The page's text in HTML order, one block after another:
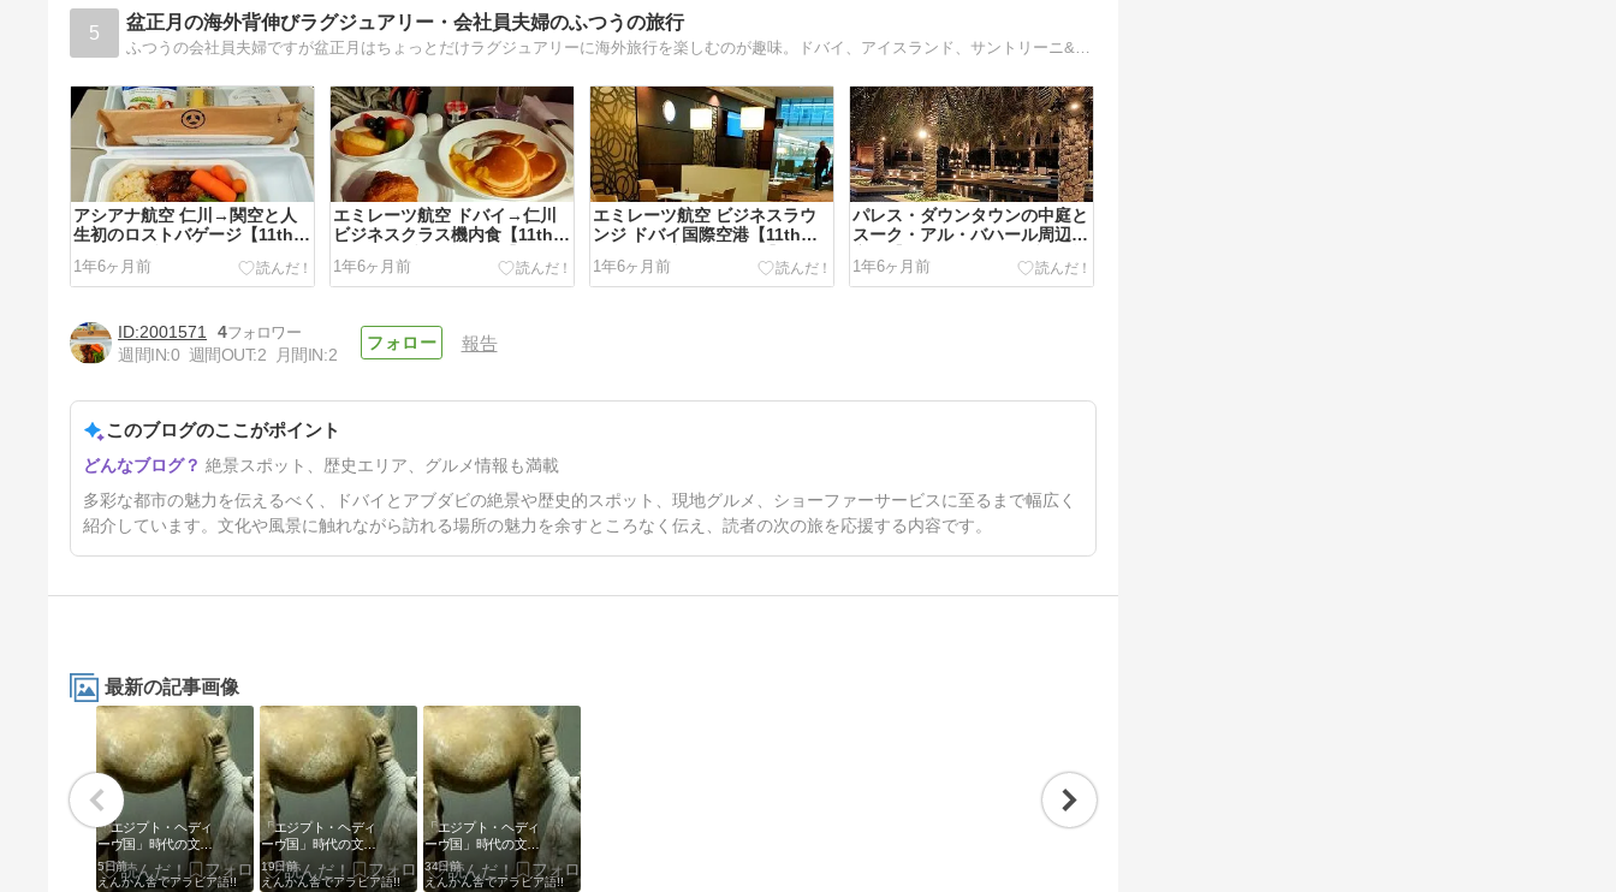
5 盆正月の海外背伸びラグジュアリー・会社員夫婦のふつうの旅行
ふつうの会社員夫婦ですが盆正月はちょっとだけラグジュアリーに海外旅行を楽しむのが趣味。ドバイ、アイスランド、サントリーニ&アテネ、ランカウィ島などの旅行記です。
アシアナ航空 仁川→関空と人
生初のロストバゲージ【11thド
回】
1年6ヶ月前
エミレーツ航空 ドバイ→仁川
ビジネスクラス機内食【11thド
1年6ヶ月前
エミレーツ航空 ビジネスラウ
ンジ ドバイ国際空港【11thド
1年6ヶ月前
パレス・ダウンタウンの中庭と
スーク・アル・バハール周辺の
行 41】
1年6ヶ月前
熟成ステーキ The MEAT Co.
でバージュ・カリファビューの
ビ旅行 40】
1年6ヶ月前
2001571
4
週間IN:0 週間OUT:2 月間IN:2
報告
このブログのここがポイント
絶景スポット、歴史エリア、グルメ情報も満載
多彩な都市の魅力を伝えるべく、ドバイとアブダビの絶景や歴史的スポット、現地グルメ、ショーファーサービスに至るまで幅広く
紹介しています。文化や風景に触れながら訪れる場所の魅力を余すところなく伝え、読者の次の旅を応援する内容です。
最新の記事画像
「エジプト・ヘディ
ーヴ国」時代の文章
を読む34
5日前
えんかん舎でアラビア語!!
「エジプト・ヘディ
ーヴ国」時代の文章
を読む33
19日前
えんかん舎でアラビア語!!
「エジプト・ヘディ
ーヴ国」時代の文章
を読む32
34日前
えんかん舎でアラビア語!!